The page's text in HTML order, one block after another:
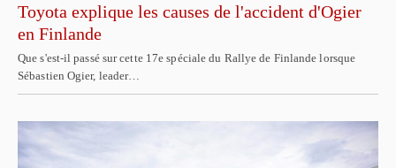
Toyota explique les causes de l'accident d'Ogier
en Finlande
Que s'est-il passé sur cette 17e spéciale du Rallye de Finlande lorsque
Sébastien Ogier, leader…